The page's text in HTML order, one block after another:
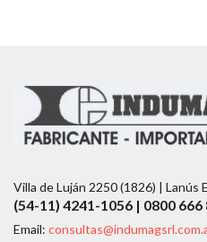
Villa de Luján 2250 (1826) |
(54-11) 4241-1056 | 0800
Email: